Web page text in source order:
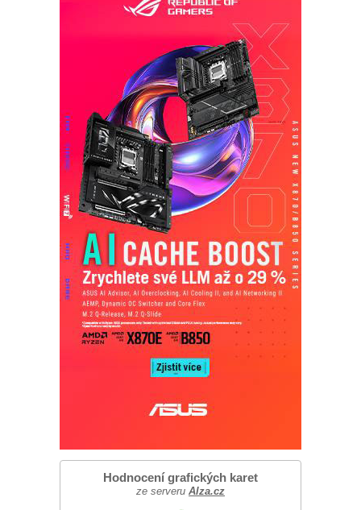
Hodnocení grafických karet
ze serveru Alza.cz